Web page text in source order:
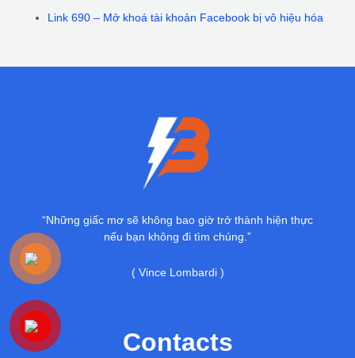
Link 690 – Mở khoá tài khoản Facebook bị vô hiệu hóa
“Những giấc mơ sẽ không bao giờ trở thành hiện thực
nếu bạn không đi tìm chúng.”
( Vince Lombardi )
Contacts